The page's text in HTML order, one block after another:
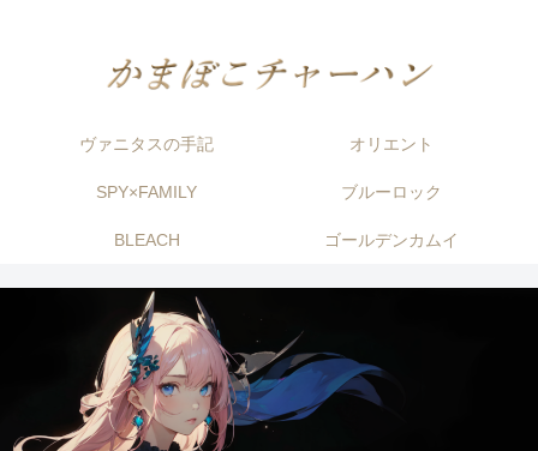
ヴァニタスの手記 オリエント
SPY×FAMILY ブルーロック
BLEACH ゴールデンカムイ